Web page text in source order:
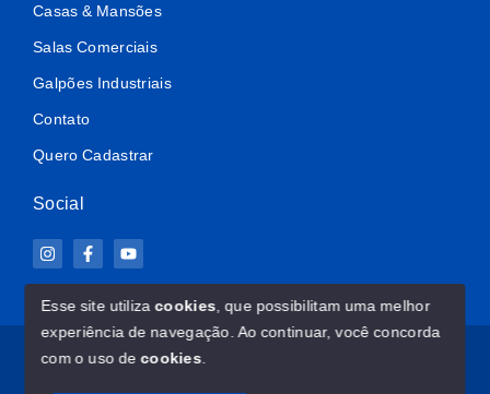
Casas & Mansões
Salas Comerciais
Galpões Industriais
Contato
Quero Cadastrar
Social
© Copyright 2026 - ImovelClub.com - Todos os direitos
Esse site utilizacookies , que possibilitam uma melhor
experiência de navegação. Ao continuar, você concorda
com o uso decookies